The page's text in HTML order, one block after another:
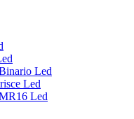
Led
Led
Led